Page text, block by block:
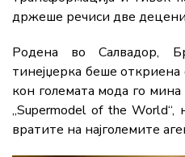
држеше речиси две
Родена во Салвадор,
тинејџерка беше
кон големата мода го
„Supermodel of the World“,
вратите на најголемите